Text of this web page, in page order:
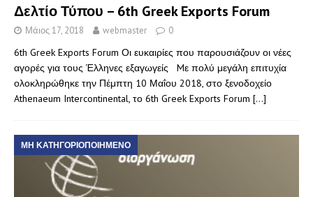
Δελτίο Τύπου – 6th Greek Exports Forum
Μάιος 17, 2018 webmaster 0
6th Greek Exports Forum Οι ευκαιρίες που παρουσιάζουν οι νέες
αγορές για τους Έλληνες εξαγωγείς Mε πολύ μεγάλη επιτυχία
ολοκληρώθηκε την Πέμπτη 10 Μαΐου 2018, στο ξενοδοχείο
Athenaeum Intercontinental, το 6th Greek Exports Forum […]
ΜΗ ΚΑΤΗΓΟΡΙΟΠΟΙΗΜΈΝΟ